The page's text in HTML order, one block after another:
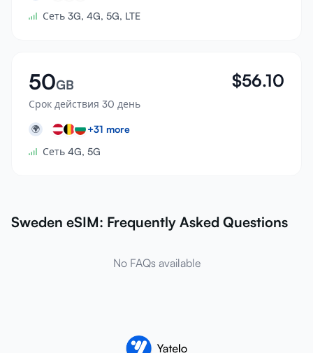
Сеть 3G, 4G, 5G, LTE
50GB
Срок действия 30 день
$56.10
🌍 +31 more
Сеть 4G, 5G
Sweden eSIM: Frequently Asked Questions
No FAQs available